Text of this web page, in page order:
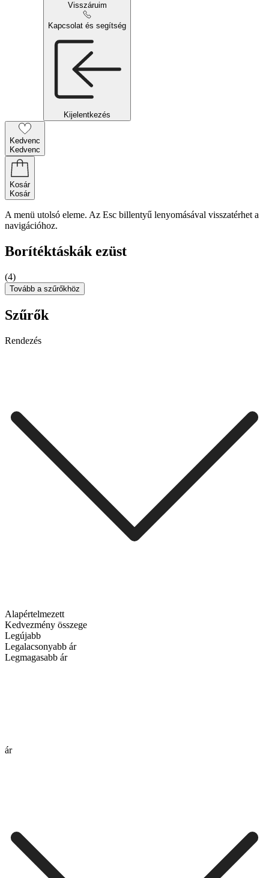
Visszáruim
Kapcsolat és segítség
Kijelentkezés
Kedvenc
Kedvenc
Kosár
Kosár
A menü utolsó eleme. Az Esc billentyű lenyomásával visszatérhet a
navigációhoz.
Borítéktáskák ezüst
(4)
Tovább a szűrőkhöz
Szűrők
Rendezés
Alapértelmezett
Kedvezmény összege
Legújabb
Legalacsonyabb ár
Legmagasabb ár
ár